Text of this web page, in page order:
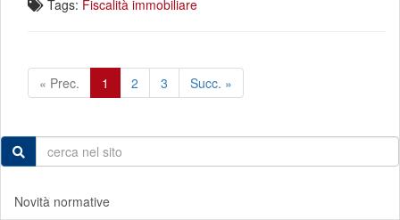
Tags: Fiscalità immobiliare
« Prec. 1 2 3 Succ. »
Novità normative